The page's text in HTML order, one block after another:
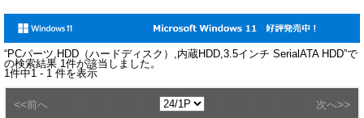
“PCパーツ,HDD（ハードディスク）,内蔵HDD,3.5インチ SerialATA HDD”で
の検索結果 1件が該当しました。
1件中1 - 1 件を表示
<<前へ 次へ>>